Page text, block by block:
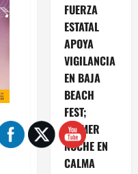
FUERZA
ESTATAL
APOYA
VIGILANCIA
EN BAJA
BEACH
FEST;
PRIMER
NOCHE EN
CALMA